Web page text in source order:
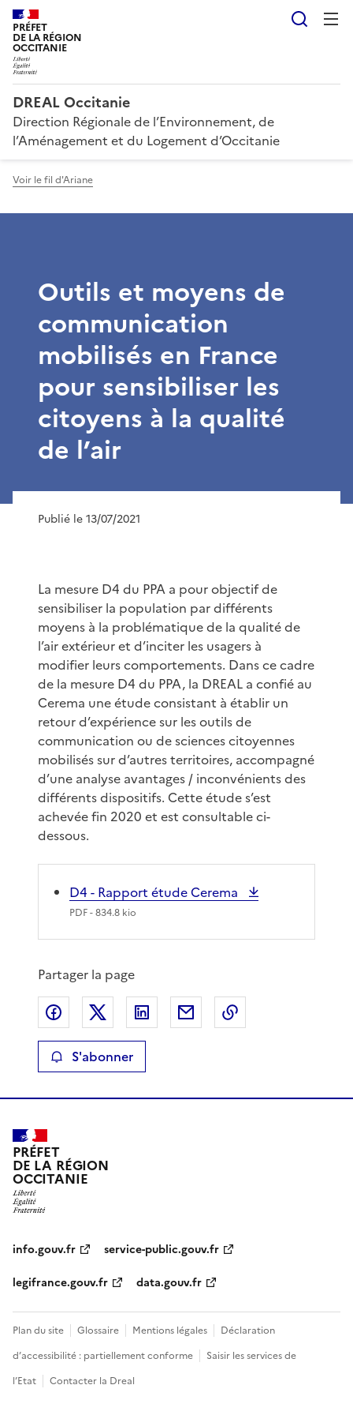
PRÉFET
DE LA RÉGION
OCCITANIE
DREAL Occitanie
Direction Régionale de l’Environnement, de
l’Aménagement et du Logement d’Occitanie
Voir le fil d'Ariane
Outils et moyens de
communication
mobilisés en France
pour sensibiliser les
citoyens à la qualité
de l’air
Publié le 13/07/2021
La mesure D4 du PPA a pour objectif de
sensibiliser la population par différents
moyens à la problématique de la qualité de
l’air extérieur et d’inciter les usagers à
modifier leurs comportements. Dans ce cadre
de la mesure D4 du PPA, la DREAL a confié au
Cerema une étude consistant à établir un
retour d’expérience sur les outils de
communication ou de sciences citoyennes
mobilisés sur d’autres territoires, accompagné
d’une analyse avantages / inconvénients des
différents dispositifs. Cette étude s’est
achevée fin 2020 et est consultable ci-
dessous.
D4 - Rapport étude Cerema
PDF- 834.8 kio
Partager la page
Partager sur Facebook
Partager sur XPartager sur LinkedIn
Partager par email
S'abonner
PRÉFET
DE LA RÉGION
OCCITANIE
info.gouv.fr
service-public.gouv.fr
legifrance.gouv.fr
data.gouv.fr
Plan du site Glossaire Mentions légales
Déclaration
d’accessibilité : partiellement conforme
Saisir les services de
l’Etat
Contacter la Dreal